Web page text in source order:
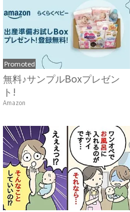
Promoted
無料♪サンプルBoxプレゼン
ト!
Amazon